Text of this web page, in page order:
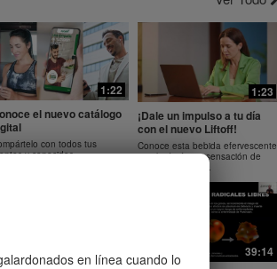
en línea cuando lo
1:22
el nuevo catálogo
con todos tus
y conocidos.
1:23
¡Dale un impulso a tu día
con el nuevo Liftoff!
Conoce esta bebida efervescente
que le dará una sensación de
impulso en tu día.
39:14